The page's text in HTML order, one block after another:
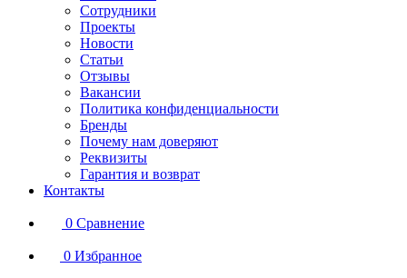
Сотрудники
Проекты
Новости
Статьи
Отзывы
Вакансии
Политика конфиденциальности
Бренды
Почему нам доверяют
Реквизиты
Гарантия и возврат
Контакты
0 Сравнение
0 Избранное